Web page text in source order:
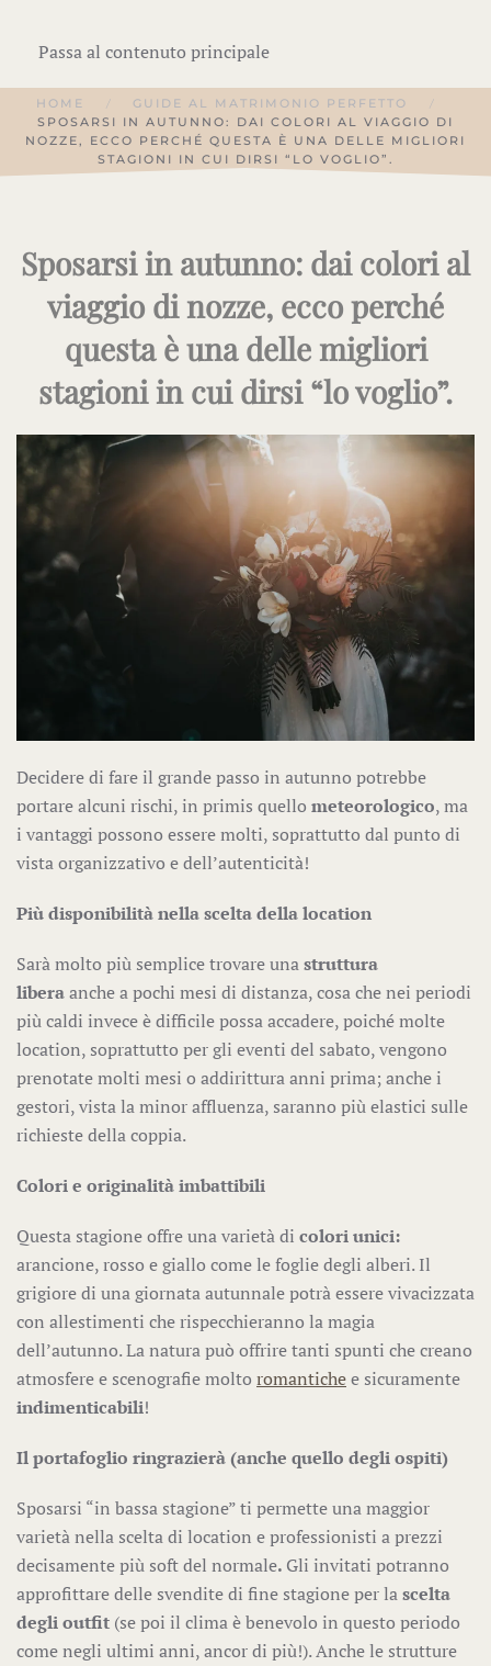
Passa al contenuto principale
HOME
GUIDE AL MATRIMONIO PERFETTO
SPOSARSI IN AUTUNNO: DAI COLORI AL VIAGGIO DI
NOZZE, ECCO PERCHÉ QUESTA È UNA DELLE MIGLIORI
STAGIONI IN CUI DIRSI “LO VOGLIO”.
Sposarsi in autunno: dai colori al
viaggio di nozze, ecco perché
questa è una delle migliori
stagioni in cui dirsi “lo voglio”.
Decidere di fare il grande passo in autunno potrebbe
portare alcuni rischi, in primis quello meteorologico, ma
i vantaggi possono essere molti, soprattutto dal punto di
vista organizzativo e dell’autenticità!
Più disponibilità nella scelta della location
Sarà molto più semplice trovare unastruttura
liberaanche a pochi mesi di distanza, cosa che nei periodi
più caldi invece è difficile possa accadere, poiché molte
location, soprattutto per gli eventi del sabato, vengono
prenotate molti mesi o addirittura anni prima; anche i
gestori, vista la minor affluenza, saranno più elastici sulle
richieste della coppia.
Colori e originalità imbattibili
Questa stagione offre una varietà di colori unici:
arancione, rosso e giallo come le foglie degli alberi. Il
grigiore di una giornata autunnale potrà essere vivacizzata
con allestimenti che rispecchieranno la magia
dell’autunno. La natura può offrire tanti spunti che creano
atmosfere e scenografie molto romantichee sicuramente
indimenticabili!
Il portafoglio ringrazierà (anche quello degli ospiti)
Sposarsi “in bassa stagione” ti permette una maggior
varietà nella scelta di location e professionisti a prezzi
decisamente più soft del normale. Gli invitati potranno
approfittare delle svendite di fine stagione per lascelta
degli outfit (se poi il clima è benevolo in questo periodo
come negli ultimi anni, ancor di più!). Anche le strutture